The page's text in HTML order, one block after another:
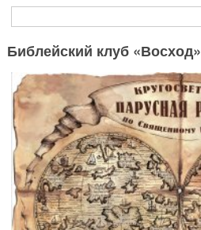
Форма поиска
Библейский клуб «Восход»